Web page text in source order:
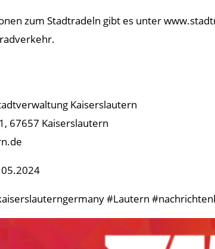
zum Stadtradeln gibt es unter
Kaiserslautern
67657 Kaiserslautern
#Lautern